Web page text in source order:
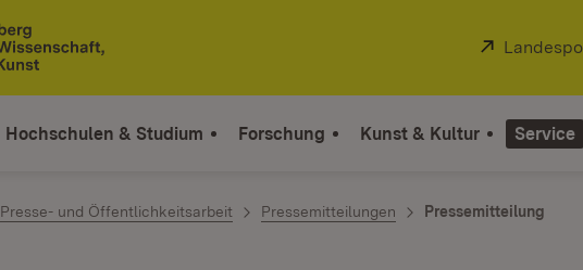
Extern:
Hochschulen & Studium Forschung Kunst & Kultur Service
Presse- und Öffentlichkeitsarbeit Pressemitteilungen Pressemitteilung